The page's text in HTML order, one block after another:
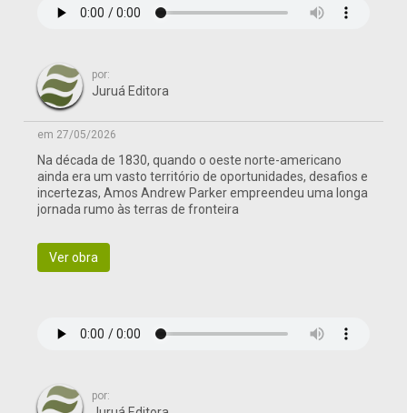
por:
Juruá Editora
em 27/05/2026
Na década de 1830, quando o oeste norte-americano
ainda era um vasto território de oportunidades, desafios e
incertezas, Amos Andrew Parker empreendeu uma longa
jornada rumo às terras de fronteira
Ver obra
por: